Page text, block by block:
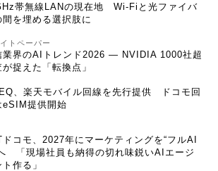
帯無線LANの現在地 Wi-Fiと光ファイバ
間を埋める選択肢に
トペーパー
業界のAIトレンド2026 ― NVIDIA 1000社超
捉えた「転換点」
、楽天モバイル回線を先行提供 ドコモ回
eSIM提供開始
ドコモ、2027年にマーケティングを“フルAI
「現場社員も納得の切れ味鋭いAIエージ
ト作る」